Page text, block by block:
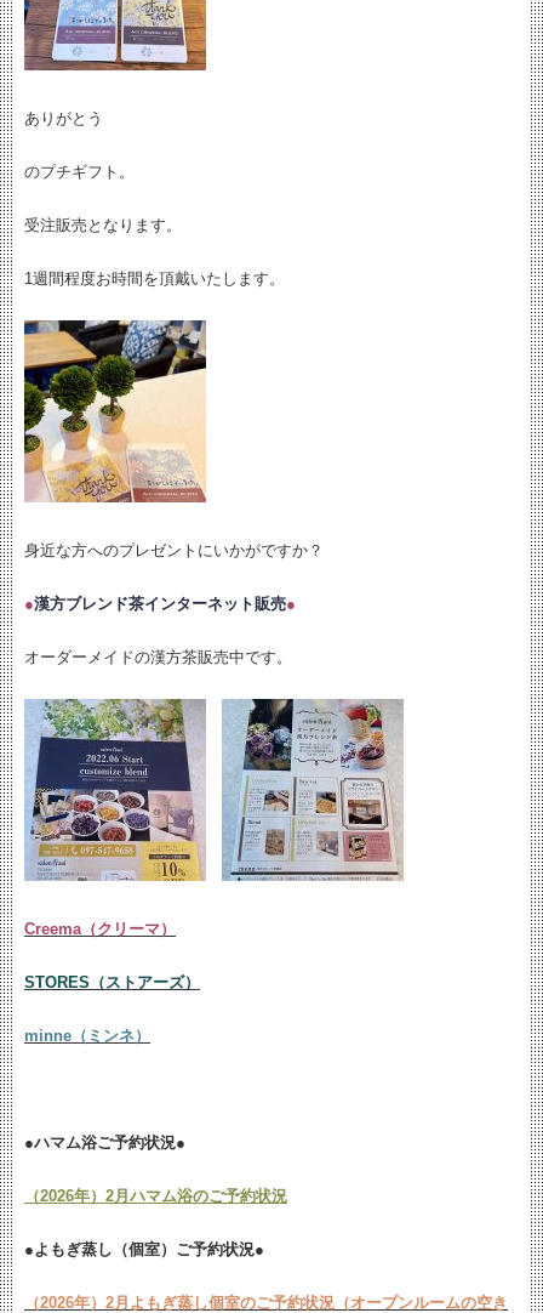
ありがとう
のプチギフト。
受注販売となります。
1週間程度お時間を頂戴いたします。
身近な方へのプレゼントにいかがですか？
●漢方ブレンド茶インターネット販売●
オーダーメイドの漢方茶販売中です。
Creema（クリーマ）
STORES（ストアーズ）
minne（ミンネ）
●ハマム浴ご予約状況●
（2026年）2月ハマム浴のご予約状況
●よもぎ蒸し（個室）ご予約状況●
（2026年）2月よもぎ蒸し個室のご予約状況（オープンルームの空き